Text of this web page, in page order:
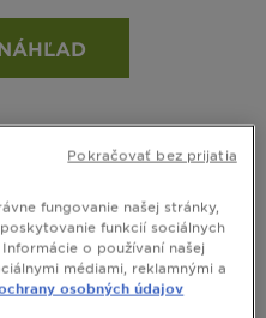
fungovanie našej stránky,
funkcií sociálnych
o používaní našej
médiami, reklamnými a
osobných údajov
Pokračovať bez prijatia